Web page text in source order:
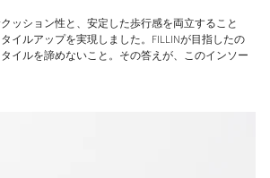
ッション性と、安定した歩行感を両立すること
イルアップを実現しました。FILLINが目指したの
イルを諦めないこと。その答えが、このインソー